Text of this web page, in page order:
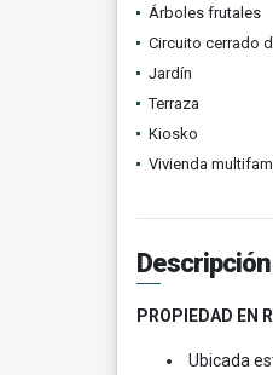
Árboles frutales
Circuito cerrado
Jardín
Terraza
Kiosko
Vivienda
PROPIEDAD EN
Ubicada